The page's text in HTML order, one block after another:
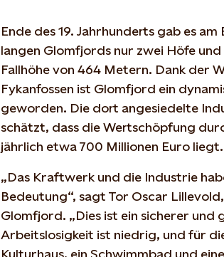
Ende des 19. Jahrhunderts gab es
langen Glomfjords nur zwei Höfe
Fallhöhe von 464 Metern. Dank der
Fykanfossen ist Glomfjord ein
geworden. Die dort angesiedelte
schätzt, dass die Wertschöpfung
jährlich etwa 700 Millionen Euro liegt.
„Das Kraftwerk und die Industrie
Bedeutung“, sagt Tor Oscar
Glomfjord. „Dies ist ein sicherer und
Arbeitslosigkeit ist niedrig, und für
Kulturhaus, ein Schwimmbad und